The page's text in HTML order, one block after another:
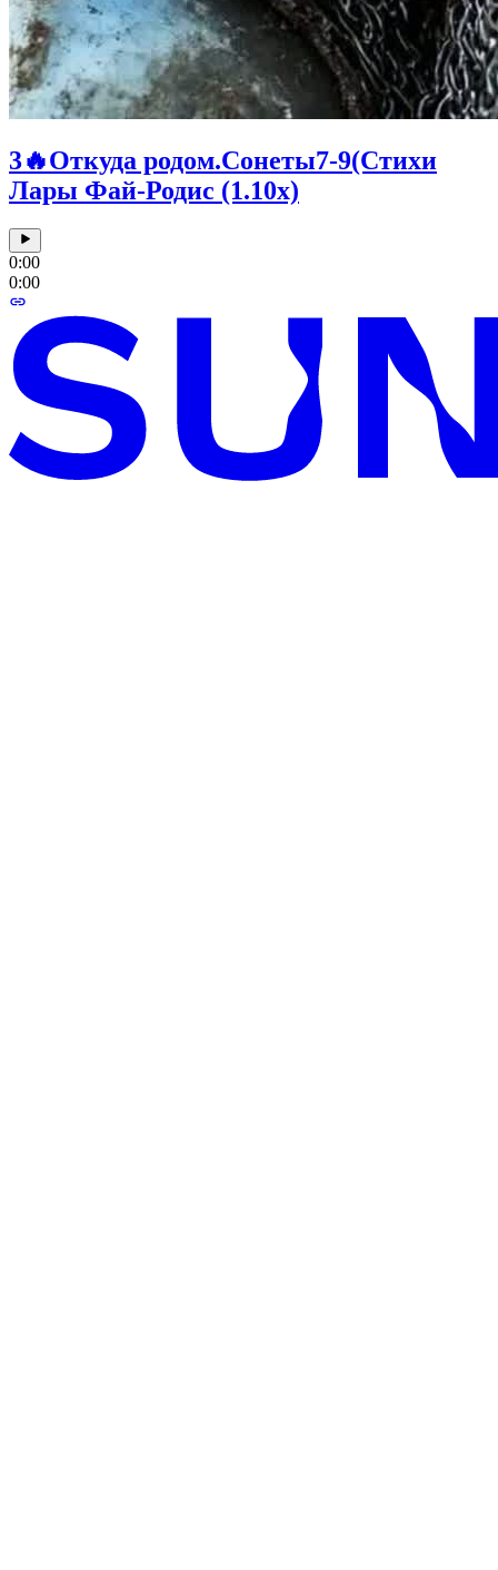
3🔥Откуда родом.Сонеты7-9(Стихи
Лары Фай-Родис (1.10x)
0:00
0:00